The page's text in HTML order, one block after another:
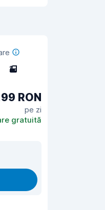
2
RON
pe zi
gratuită